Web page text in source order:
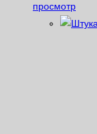
просмотр